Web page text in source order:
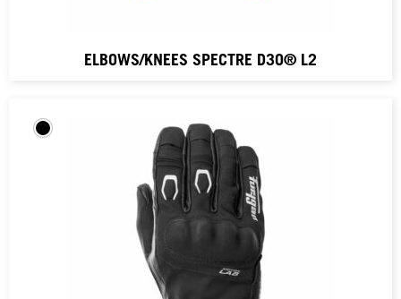
ELBOWS/KNEES SPECTRE D3O® L2